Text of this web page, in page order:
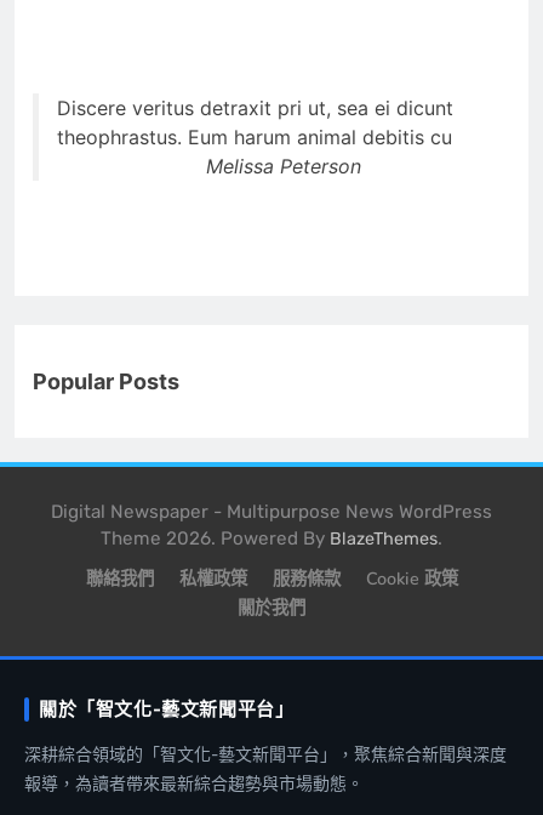
Discere veritus detraxit pri ut, sea ei dicunt
theophrastus. Eum harum animal debitis cu
Melissa Peterson
Popular Posts
Digital Newspaper - Multipurpose News WordPress
Theme 2026. Powered By BlazeThemes.
聯絡我們 私權政策 服務條款
Cookie 政策
關於我們
關於「智文化-藝文新聞平台」
深耕綜合領域的「智文化-藝文新聞平台」，聚焦綜合新聞與深度
報導，為讀者帶來最新綜合趨勢與市場動態。